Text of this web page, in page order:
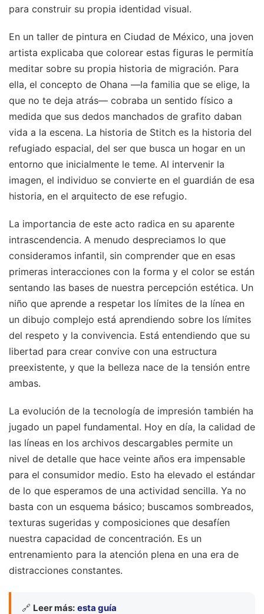
para construir su propia identidad visual.
En un taller de pintura en Ciudad de México, una joven
artista explicaba que colorear estas figuras le permitía
meditar sobre su propia historia de migración. Para
ella, el concepto de Ohana —la familia que se elige, la
que no te deja atrás— cobraba un sentido físico a
medida que sus dedos manchados de grafito daban
vida a la escena. La historia de Stitch es la historia del
refugiado espacial, del ser que busca un hogar en un
entorno que inicialmente le teme. Al intervenir la
imagen, el individuo se convierte en el guardián de esa
historia, en el arquitecto de ese refugio.
La importancia de este acto radica en su aparente
intrascendencia. A menudo despreciamos lo que
consideramos infantil, sin comprender que en esas
primeras interacciones con la forma y el color se están
sentando las bases de nuestra percepción estética. Un
niño que aprende a respetar los límites de la línea en
un dibujo complejo está aprendiendo sobre los límites
del respeto y la convivencia. Está entendiendo que su
libertad para crear convive con una estructura
preexistente, y que la belleza nace de la tensión entre
ambas.
La evolución de la tecnología de impresión también ha
jugado un papel fundamental. Hoy en día, la calidad de
las líneas en los archivos descargables permite un
nivel de detalle que hace veinte años era impensable
para el consumidor medio. Esto ha elevado el estándar
de lo que esperamos de una actividad sencilla. Ya no
basta con un esquema básico; buscamos sombreados,
texturas sugeridas y composiciones que desafíen
nuestra capacidad de concentración. Es un
entrenamiento para la atención plena en una era de
distracciones constantes.
🔗 Leer más: esta guía